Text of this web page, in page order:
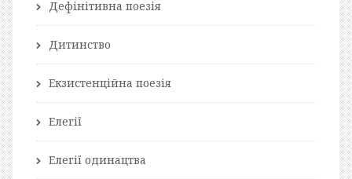
Дефінітивна поезія
Дитинство
Екзистенційна поезія
Елегії
Елегії одинацтва